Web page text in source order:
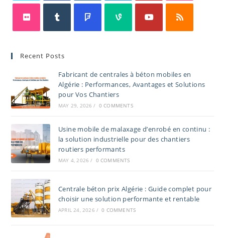
Recent Posts
Fabricant de centrales à béton mobiles en
Algérie : Performances, Avantages et Solutions
pour Vos Chantiers
MAY 29, 2026 / 0 COMMENTS
Usine mobile de malaxage d’enrobé en continu :
la solution industrielle pour des chantiers
routiers performants
MAY 4, 2026 / 0 COMMENTS
Centrale béton prix Algérie : Guide complet pour
choisir une solution performante et rentable
APRIL 24, 2026 / 0 COMMENTS